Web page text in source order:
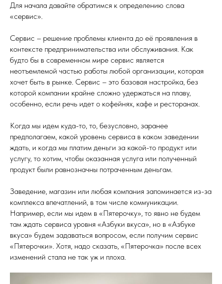
Для начала давайте обратимся к определению слова
«сервис».
Сервис – решение проблемы клиента до её проявления в
контексте предпринимательства или обслуживания. Как
будто бы в современном мире сервис является
неотъемлемой частью работы любой организации, которая
хочет быть в рынке. Сервис – это базовая настройка, без
которой компании крайне сложно удержаться на плаву,
особенно, если речь идет о кофейнях, кафе и ресторанах.
Когда мы идем куда-то, то, безусловно, заранее
предполагаем, какой уровень сервиса в каком заведении
ждать, и когда мы платим деньги за какой-то продукт или
услугу, то хотим, чтобы оказанная услуга или полученный
продукт были равнозначны потраченным деньгам.
Заведение, магазин или любая компания запоминается из-за
комплекса впечатлений, в том числе коммуникации.
Например, если мы идем в «Пятерочку», то явно не будем
там ждать сервиса уровня «Азбуки вкуса», но в «Азбуке
вкуса» будем задаваться вопросом, если получим сервис
«Пятерочки». Хотя, надо сказать, «Пятерочка» после всех
изменений стала не так уж и плоха.